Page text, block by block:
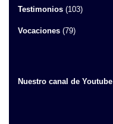
Testimonios (103)
Vocaciones (79)
Nuestro canal de Youtube